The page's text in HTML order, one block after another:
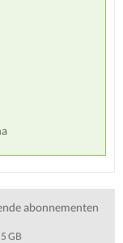
abonnementen
GB